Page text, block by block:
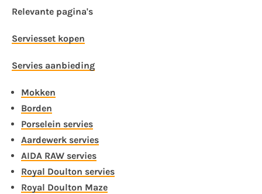
Relevante pagina's
Serviesset kopen
Servies aanbieding
Mokken
Borden
Porselein servies
Aardewerk servies
AIDA RAW servies
Royal Doulton servies
Royal Doulton Maze